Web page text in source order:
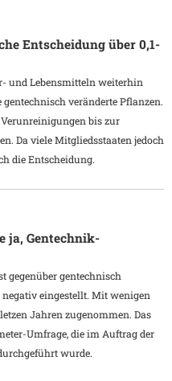
Entscheidung über 0,1-
und Lebensmitteln weiterhin
veränderte Pflanzen.
bis zur
Da viele Mitgliedsstaaten jedoch
die Entscheidung.
ja, Gentechnik-
gegenüber gentechnisch
eingestellt. Mit wenigen
Jahren zugenommen. Das
Umfrage, die im Auftrag der
wurde.